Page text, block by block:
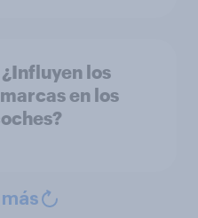
los
en los